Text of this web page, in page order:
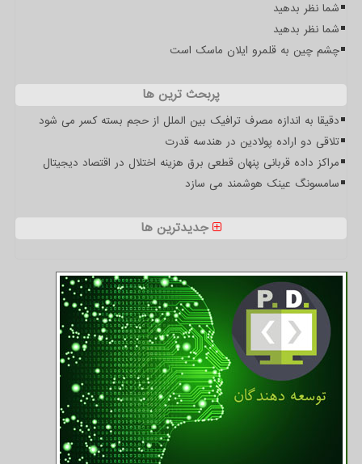
شما نظر بدهید
شما نظر بدهید
چشم چین به قلمرو ایلان ماسک است
پربحث ترین ها
دقیقا به اندازه مصرف ترافیک بین الملل از حجم بسته کسر می شود
تلاقی دو اراده پولادین در هندسه قدرت
مراکز داده قربانی پنهان قطعی برق هزینه اختلال در اقتصاد دیجیتال
سامسونگ عینک هوشمند می سازد
جدیدترین ها